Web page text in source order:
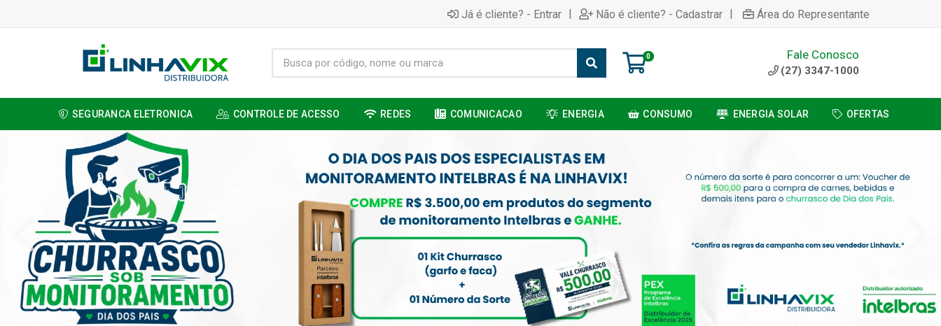
Já é cliente? - Entrar | Não é cliente? - Cadastrar | Área do Representante
0 Fale Conosco
(27) 3347-1000
SEGURANCA ELETRONICA CONTROLE DE ACESSO REDES COMUNICACAO ENERGIA CONSUMO ENERGIA SOLAR OFERTAS